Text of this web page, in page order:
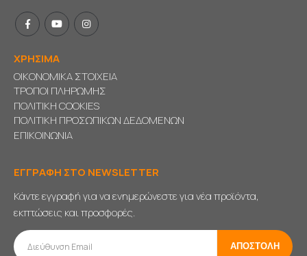
ΧΡΗΣΙΜΑ
ΟΙΚΟΝΟΜΙΚΑ ΣΤΟΙΧΕΙΑ
ΤΡΟΠΟΙ ΠΛΗΡΩΜΗΣ
ΠΟΛΙΤΙΚΗ COOKIES
ΠΟΛΙΤΙΚΗ ΠΡΟΣΩΠΙΚΩΝ ΔΕΔΟΜΕΝΩΝ
ΕΠΙΚΟΙΝΩΝΙΑ
ΕΓΓΡΑΦΗ ΣΤΟ NEWSLETTER
Κάντε εγγραφή για να ενημερώνεστε για νέα προϊόντα,
εκπτώσεις και προσφορές.